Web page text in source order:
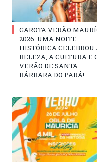
GAROTA VERÃO
2026: UMA NOITE
HISTÓRICA CELEBROU
BELEZA, A CULTURA E
VERÃO DE SANTA
BÁRBARA DO PARÁ!